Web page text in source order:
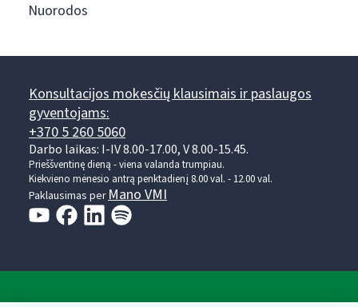
Nuorodos
Konsultacijos mokesčių klausimais ir paslaugos
gyventojams:
+370 5 260 5060
Darbo laikas: I-IV 8.00-17.00, V 8.00-15.45.
Prieššventinę dieną - viena valanda trumpiau.
Kiekvieno mėnesio antrą penktadienį 8.00 val. - 12.00 val.
Paklausimas per Mano VMI